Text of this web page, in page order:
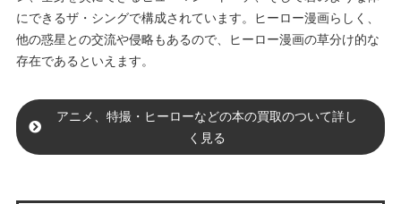
にできるザ・シングで構成されています。ヒーロー漫画らしく、
他の惑星との交流や侵略もあるので、ヒーロー漫画の草分け的な
存在であるといえます。
アニメ、特撮・ヒーローなどの本の買取のついて詳し
く見る